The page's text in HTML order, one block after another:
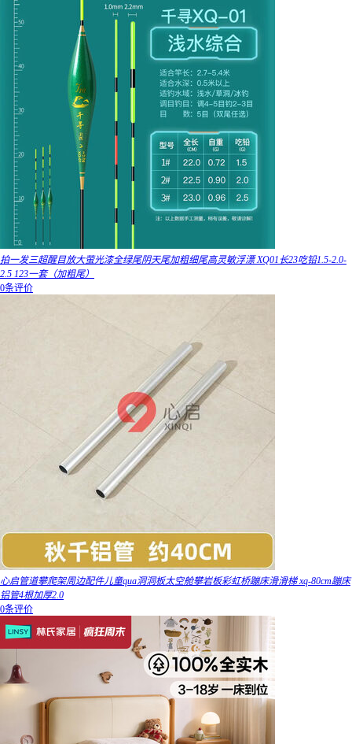
拍一发三超醒目放大萤光漆全绿尾阴天尾加粗细尾高灵敏浮漂 XQ01长23吃铅1.5-2.0-
2.5 123一套（加粗尾）
0条评价
心启管道攀爬架周边配件儿童qua洞洞板太空舱攀岩板彩虹桥蹦床滑滑梯 xq-80cm蹦床
铝管4根加厚2.0
0条评价